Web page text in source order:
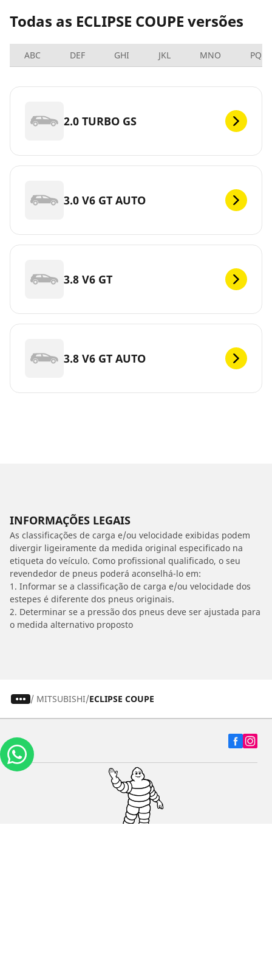
Todas as ECLIPSE COUPE versões
ABC DEF GHI JKL MNO PQRS
2.0 TURBO GS
3.0 V6 GT AUTO
3.8 V6 GT
3.8 V6 GT AUTO
INFORMAÇÕES LEGAIS
As classificações de carga e/ou velocidade exibidas podem
divergir ligeiramente da medida original especificado na
etiqueta do veículo. Como profissional qualificado, o seu
revendedor de pneus poderá aconselhá-lo em:
1. Informar se a classificação de carga e/ou velocidade dos
estepes é diferente dos pneus originais.
2. Determinar se a pressão dos pneus deve ser ajustada para
o medida alternativo proposto
/ MITSUBISHI ECLIPSE COUPE